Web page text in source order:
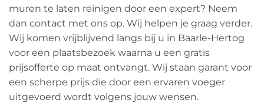
muren te laten reinigen door een expert? Neem
dan contact met ons op. Wij helpen je graag verder.
Wij komen vrijblijvend langs bij u in Baarle-Hertog
voor een plaatsbezoek waarna u een gratis
prijsofferte op maat ontvangt. Wij staan garant voor
een scherpe prijs die door een ervaren voeger
uitgevoerd wordt volgens jouw wensen.